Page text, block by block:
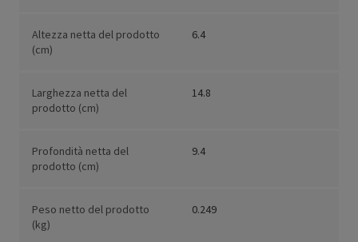
Altezza netta del prodotto
(cm)
6.4
Larghezza netta del
prodotto (cm)
14.8
Profondità netta del
prodotto (cm)
9.4
Peso netto del prodotto
(kg)
0.249